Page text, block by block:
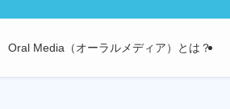
Oral Media（オーラルメディア）とは？